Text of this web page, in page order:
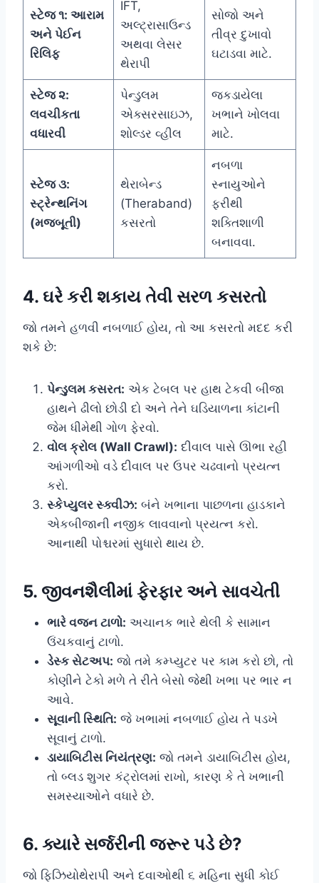
સ્ટેજ ૧: આરામ
અને પેઈન
રિલિફ
IFT,
અલ્ટ્રાસાઉન્ડ
અથવા લેસર
થેરાપી
સોજો અને
તીવ્ર દુખાવો
ઘટાડવા માટે.
સ્ટેજ ૨:
લવચીકતા
વધારવી
પેન્ડુલમ
એક્સરસાઇઝ,
શોલ્ડર વ્હીલ
જકડાયેલા
ખભાને ખોલવા
માટે.
સ્ટેજ ૩:
સ્ટ્રેન્થનિંગ
(મજબૂતી)
થેરાબેન્ડ
(Theraband)
કસરતો
નબળા
સ્નાયુઓને
ફરીથી
શક્તિશાળી
બનાવવા.
4. ઘરે કરી શકાય તેવી સરળ કસરતો
જો તમને હળવી નબળાઈ હોય, તો આ કસરતો મદદ કરી
શકે છે:
પેન્ડુલમ કસરત: એક ટેબલ પર હાથ ટેકવી બીજા
હાથને ઢીલો છોડી દો અને તેને ઘડિયાળના કાંટાની
જેમ ધીમેથી ગોળ ફેરવો.
વોલ ક્રોલ (Wall Crawl): દીવાલ પાસે ઊભા રહી
આંગળીઓ વડે દીવાલ પર ઉપર ચઢવાનો પ્રયત્ન
કરો.
સ્કેપ્યુલર સ્ક્વીઝ: બંને ખભાના પાછળના હાડકાને
એકબીજાની નજીક લાવવાનો પ્રયત્ન કરો.
આનાથી પોશ્ચરમાં સુધારો થાય છે.
5. જીવનશૈલીમાં ફેરફાર અને સાવચેતી
ભારે વજન ટાળો: અચાનક ભારે થેલી કે સામાન
ઉંચકવાનું ટાળો.
ડેસ્ક સેટઅપ: જો તમે કમ્પ્યુટર પર કામ કરો છો, તો
કોણીને ટેકો મળે તે રીતે બેસો જેથી ખભા પર ભાર ન
આવે.
સૂવાની સ્થિતિ: જે ખભામાં નબળાઈ હોય તે પડખે
સૂવાનું ટાળો.
ડાયાબિટીસ નિયંત્રણ: જો તમને ડાયાબિટીસ હોય,
તો બ્લડ શુગર કંટ્રોલમાં રાખો, કારણ કે તે ખભાની
સમસ્યાઓને વધારે છે.
6. ક્યારે સર્જરીની જરૂર પડે છે?
જો ફિઝિયોથેરાપી અને દવાઓથી ૬ મહિના સુધી કોઈ